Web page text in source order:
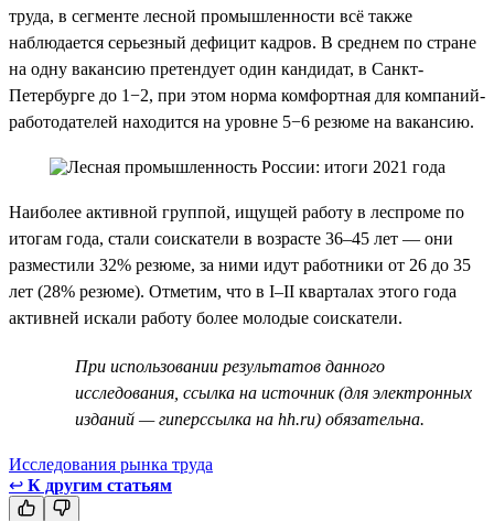
труда, в сегменте лесной промышленности всё также
наблюдается серьезный дефицит кадров. В среднем по стране
на одну вакансию претендует один кандидат, в Санкт-
Петербурге до 1−2, при этом норма комфортная для компаний-
работодателей находится на уровне 5−6 резюме на вакансию.
Наиболее активной группой, ищущей работу в леспроме по
итогам года, стали соискатели в возрасте 36–45 лет — они
разместили 32% резюме, за ними идут работники от 26 до 35
лет (28% резюме). Отметим, что в I–II кварталах этого года
активней искали работу более молодые соискатели.
При использовании результатов данного
исследования, ссылка на источник (для электронных
изданий — гиперссылка на hh.ru) обязательна.
Исследования рынка труда
↩ К другим статьям